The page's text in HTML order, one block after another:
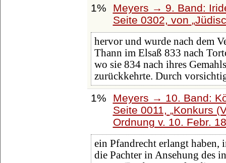
1%
Meyers → 9. Band:
Seite 0302, von
hervor und wurde nach dem
Thann im Elsaß 833 nach
wo sie 834 nach ihres
zurückkehrte. Durch
1%
Meyers → 10. Band:
Seite 0011,
Konkurs
Ordnung v. 10. Febr.
ein Pfandrecht erlangt haben,
die Pachter in Ansehung des